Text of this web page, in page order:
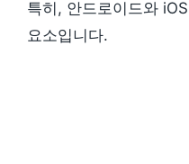
특히, 안드로이드와
요소입니다.